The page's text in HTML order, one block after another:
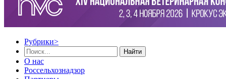
Рубрики>
Найти
О нас
Россельхознадзор